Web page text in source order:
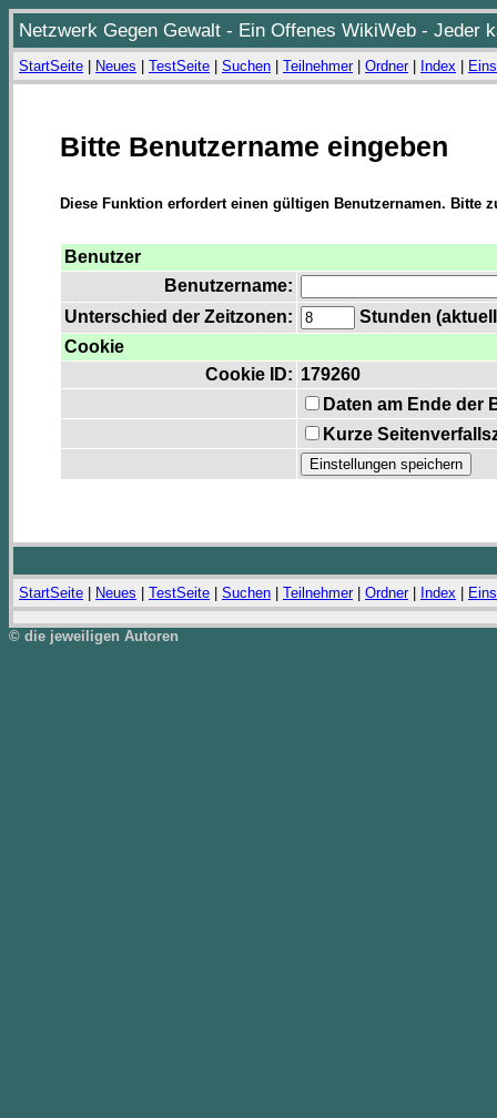
Netzwerk Gegen Gewalt - Ein Offenes WikiWeb - Jeder
StartSeite Neues TestSeite Suchen Teilnehmer| Ordner| Index
Bitte Benutzername eingeben
Diese Funktion erfordert einen gültigen Benutzernamen. Bitte
Benutzer
Benutzername:
Unterschied der Zeitzonen:
Stunden
Cookie
Cookie ID: 179260
Daten am Ende der
Kurze
StartSeite Neues TestSeite Suchen Teilnehmer| Ordner| Index
© die jeweiligen Autoren